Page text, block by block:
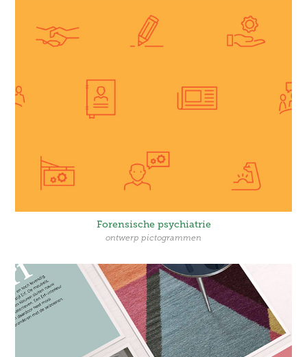
Forensische psychiatrie
ontwerp pictogrammen